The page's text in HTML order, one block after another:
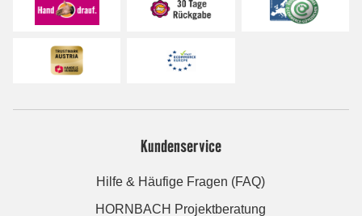
Kundenservice
Hilfe & Häufige Fragen (FAQ)
HORNBACH Projektberatung